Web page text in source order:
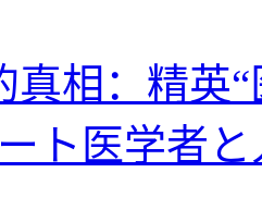
真相：精英
ト医学者